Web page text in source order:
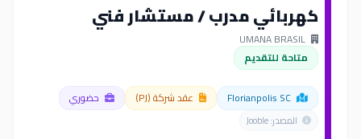
كهربائي مدرب / مستشار فني
متاحة للتقديم
عقد شركة (PJ) حضوري
المصدر: Jooble